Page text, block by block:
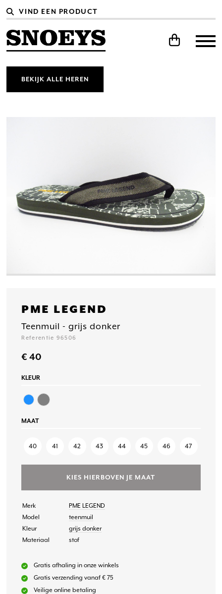
BEKIJK ALLE HEREN
PME LEGEND
Teenmuil - grijs donker
Referentie 96506
€ 40
KLEUR
MAAT
40 41 42 43 44 45 46 47
KIES HIERBOVEN JE MAAT
Merk
PME LEGEND
Model
teenmuil
Kleur
grijs donker
Materiaal
stof
Gratis afhaling in onze winkels
Gratis verzending vanaf € 75
Veilige online betaling